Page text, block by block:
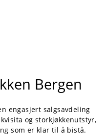
Bergen
engasjert salgsavdeling
og storkjøkkenutstyr,
som er klar til å bistå.